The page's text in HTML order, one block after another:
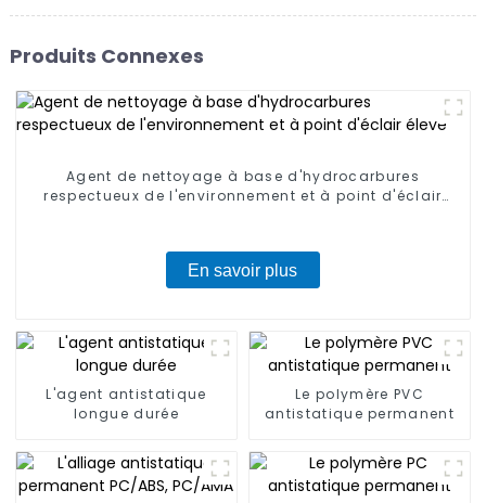
Produits Connexes
Agent de nettoyage à base d'hydrocarbures
respectueux de l'environnement et à point d'éclair
En savoir plus
L'agent antistatique
longue durée
Le polymère PVC
antistatique permanent